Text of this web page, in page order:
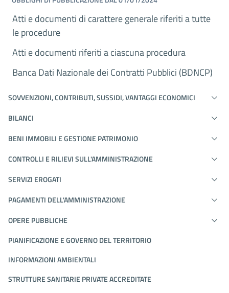
Atti e documenti di carattere generale riferiti a tutte
le procedure
Atti e documenti riferiti a ciascuna procedura
Banca Dati Nazionale dei Contratti Pubblici (BDNCP)
SOVVENZIONI, CONTRIBUTI, SUSSIDI, VANTAGGI ECONOMICI
BILANCI
BENI IMMOBILI E GESTIONE PATRIMONIO
CONTROLLI E RILIEVI SULL'AMMINISTRAZIONE
SERVIZI EROGATI
PAGAMENTI DELL'AMMINISTRAZIONE
OPERE PUBBLICHE
PIANIFICAZIONE E GOVERNO DEL TERRITORIO
INFORMAZIONI AMBIENTALI
STRUTTURE SANITARIE PRIVATE ACCREDITATE